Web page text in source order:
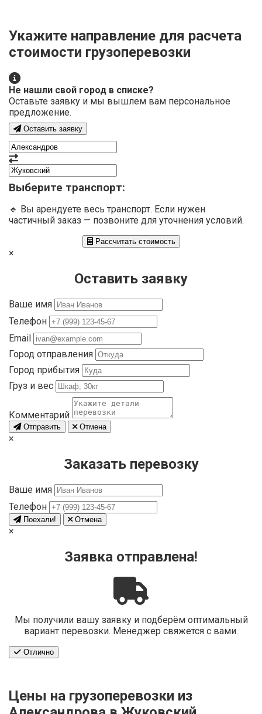
Укажите направление для расчета
стоимости грузоперевозки
Не нашли свой город в списке?
Оставьте заявку и мы вышлем вам персональное
предложение.
Оставить заявку
Выберите транспорт:
🔹 Вы арендуете весь транспорт. Если нужен
частичный заказ — позвоните для уточнения условий.
Рассчитать стоимость
×
Оставить заявку
Ваше имя
Телефон
Email
Город отправления
Город прибытия
Груз и вес
Комментарий
Отправить Отмена
×
Заказать перевозку
Ваше имя
Телефон
Поехали! Отмена
×
Заявка отправлена!
Мы получили вашу заявку и подберём оптимальный
вариант перевозки. Менеджер свяжется с вами.
Отлично
Цены на грузоперевозки из